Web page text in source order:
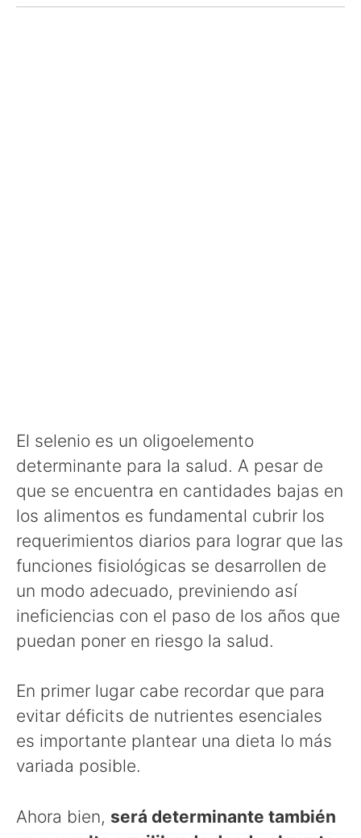
El selenio es un oligoelemento
determinante para la salud. A pesar de
que se encuentra en cantidades bajas en
los alimentos es fundamental cubrir los
requerimientos diarios para lograr que las
funciones fisiológicas se desarrollen de
un modo adecuado, previniendo así
ineficiencias con el paso de los años que
puedan poner en riesgo la salud.
En primer lugar cabe recordar que para
evitar déficits de nutrientes esenciales
es importante plantear una dieta lo más
variada posible.
Ahora bien, será determinante también